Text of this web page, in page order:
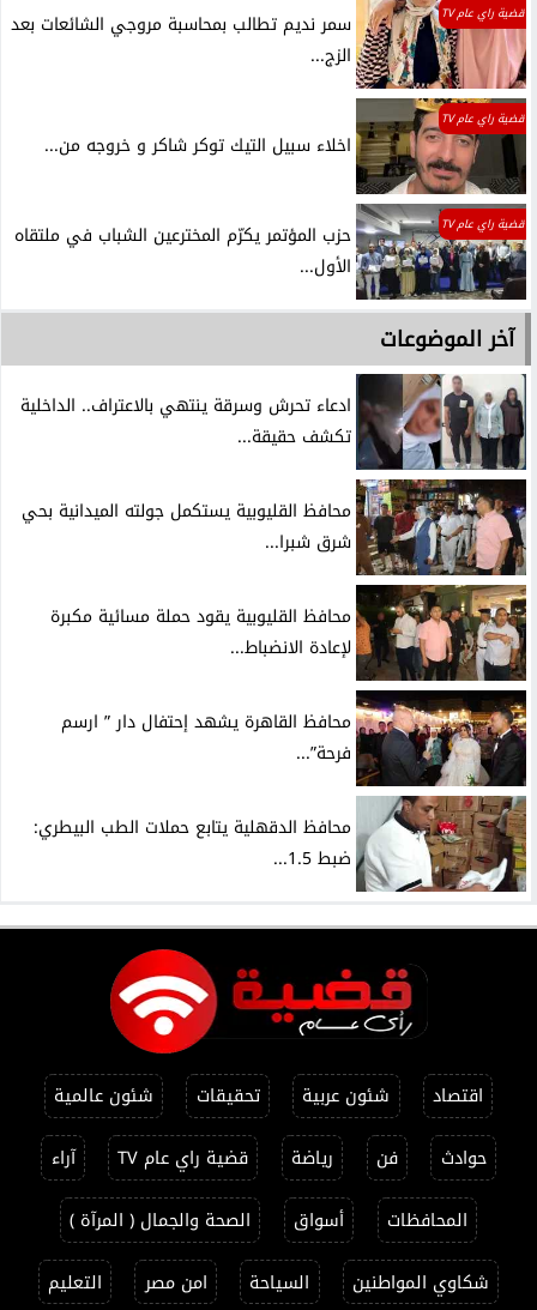
قضية راي عام TV
سمر نديم تطالب بمحاسبة مروجي الشائعات بعد
الزج...
قضية راي عام TV
اخلاء سبيل التيك توكر شاكر و خروجه من...
قضية راي عام TV
حزب المؤتمر يكرّم المخترعين الشباب في ملتقاه
الأول...
آخر الموضوعات
ادعاء تحرش وسرقة ينتهي بالاعتراف.. الداخلية
تكشف حقيقة...
محافظ القليوبية يستكمل جولته الميدانية بحي
شرق شبرا...
محافظ القليوبية يقود حملة مسائية مكبرة
لإعادة الانضباط...
محافظ القاهرة يشهد إحتفال دار ” ارسم
فرحة”...
محافظ الدقهلية يتابع حملات الطب البيطري:
ضبط 1.5...
اقتصاد شئون عربية تحقيقات
شئون عالمية
حوادث
فن رياضة قضية راي عام TV
آراء
المحافظات
أسواق
الصحة والجمال ( المرآة )
شكاوي المواطنين
السياحة امن مصر التعليم